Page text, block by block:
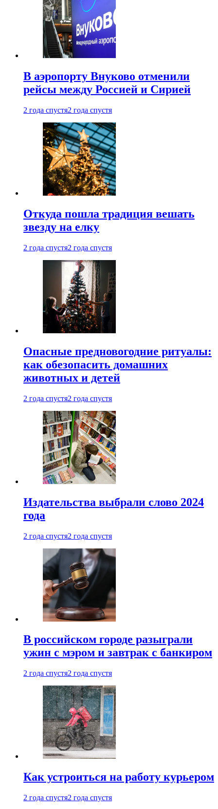
В аэропорту Внуково отменили
рейсы между Россией и Сирией
2 года спустя2 года спустя
Откуда пошла традиция вешать
звезду на елку
2 года спустя2 года спустя
Опасные предновогодние ритуалы:
как обезопасить домашних
животных и детей
2 года спустя2 года спустя
Издательства выбрали слово 2024
года
2 года спустя2 года спустя
В российском городе разыграли
ужин с мэром и завтрак с банкиром
2 года спустя2 года спустя
Как устроиться на работу курьером
2 года спустя2 года спустя